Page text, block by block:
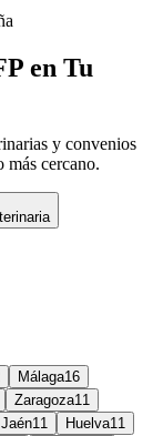
en Tu
y convenios
cercano.
Málaga16
Zaragoza11
Jaén11 Huelva11